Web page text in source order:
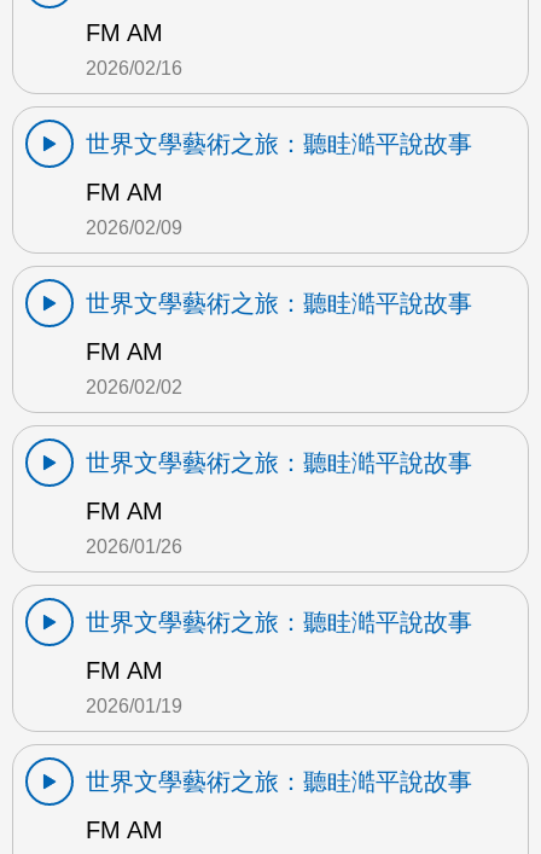
FM AM
2026/02/16
世界文學藝術之旅：聽眭澔平說故事
FM AM
2026/02/09
世界文學藝術之旅：聽眭澔平說故事
FM AM
2026/02/02
世界文學藝術之旅：聽眭澔平說故事
FM AM
2026/01/26
世界文學藝術之旅：聽眭澔平說故事
FM AM
2026/01/19
世界文學藝術之旅：聽眭澔平說故事
FM AM